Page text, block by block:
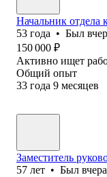
Начальник отдела
53 года • Был
150 000 ₽
Активно ищет
Общий опыт
33 года 9 месяцев
Заместитель
57 лет • Был вчера